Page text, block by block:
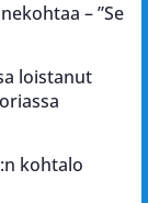
– ”Se
loistanut
kohtalo